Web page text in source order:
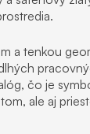
a tenkou
čo je
ale aj